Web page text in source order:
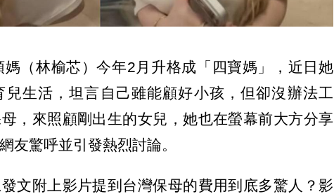
（林榆芯）今年2月升格成「四寶媽」，近日她
兒生活，坦言自己雖能顧好小孩，但卻沒辦法工
，來照顧剛出生的女兒，她也在螢幕前大方分享
友驚呼並引發熱烈討論。
文附上影片提到台灣保母的費用到底多驚人？影